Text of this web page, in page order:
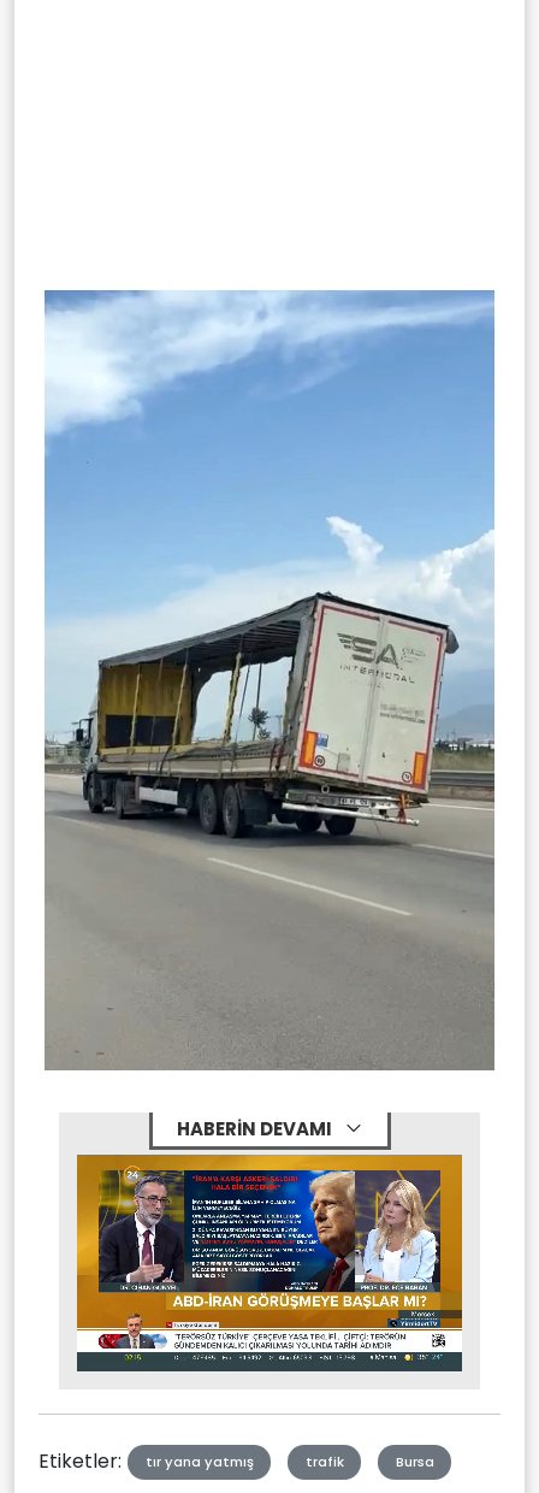
HABERİN DEVAMI
Mute Stream
Etiketler: tır yana yatmış trafik Bursa